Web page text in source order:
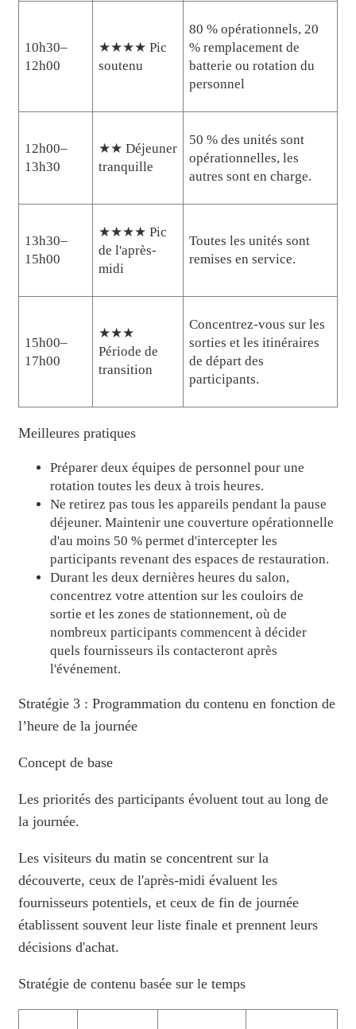
10h30–
12h00
★★★★ Pic
soutenu
80 % opérationnels, 20
% remplacement de
batterie ou rotation du
personnel
12h00–
13h30
★★ Déjeuner
tranquille
50 % des unités sont
opérationnelles, les
autres sont en charge.
13h30–
15h00
★★★★ Pic
de l'après-
midi
Toutes les unités sont
remises en service.
15h00–
17h00
★★★
Période de
transition
Concentrez-vous sur les
sorties et les itinéraires
de départ des
participants.
Meilleures pratiques
Préparer deux équipes de personnel pour une
rotation toutes les deux à trois heures.
Ne retirez pas tous les appareils pendant la pause
déjeuner. Maintenir une couverture opérationnelle
d'au moins 50 % permet d'intercepter les
participants revenant des espaces de restauration.
Durant les deux dernières heures du salon,
concentrez votre attention sur les couloirs de
sortie et les zones de stationnement, où de
nombreux participants commencent à décider
quels fournisseurs ils contacteront après
l'événement.
Stratégie 3 : Programmation du contenu en fonction de
l’heure de la journée
Concept de base
Les priorités des participants évoluent tout au long de
la journée.
Les visiteurs du matin se concentrent sur la
découverte, ceux de l'après-midi évaluent les
fournisseurs potentiels, et ceux de fin de journée
établissent souvent leur liste finale et prennent leurs
décisions d'achat.
Stratégie de contenu basée sur le temps